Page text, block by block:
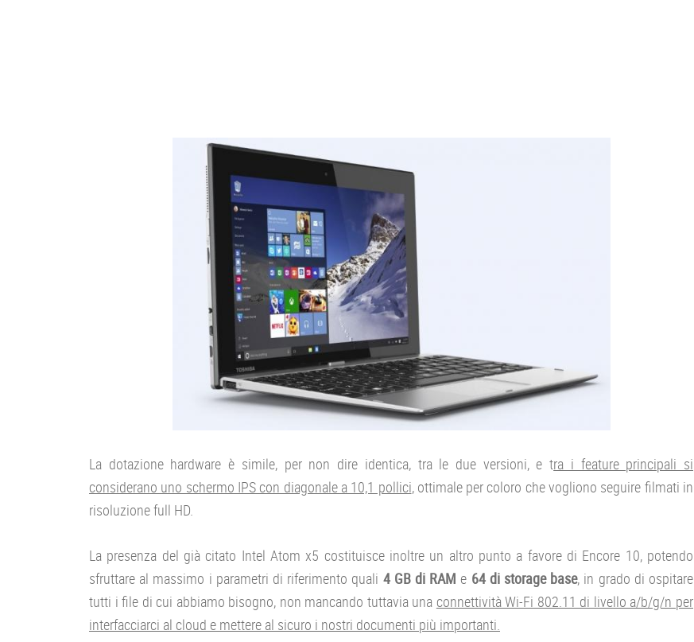
La dotazione hardware è simile, per non dire identica, tra le due versioni, e tra i feature principali si
considerano uno schermo IPS con diagonale a 10,1 pollici, ottimale per coloro che vogliono seguire filmati in
risoluzione full HD.
La presenza del già citato Intel Atom x5 costituisce inoltre un altro punto a favore di Encore 10, potendo
sfruttare al massimo i parametri di riferimento quali 4 GB di RAM e 64 di storage base, in grado di ospitare
tutti i file di cui abbiamo bisogno, non mancando tuttavia una connettività Wi-Fi 802.11 di livello a/b/g/n per
interfacciarci al cloud e mettere al sicuro i nostri documenti più importanti.